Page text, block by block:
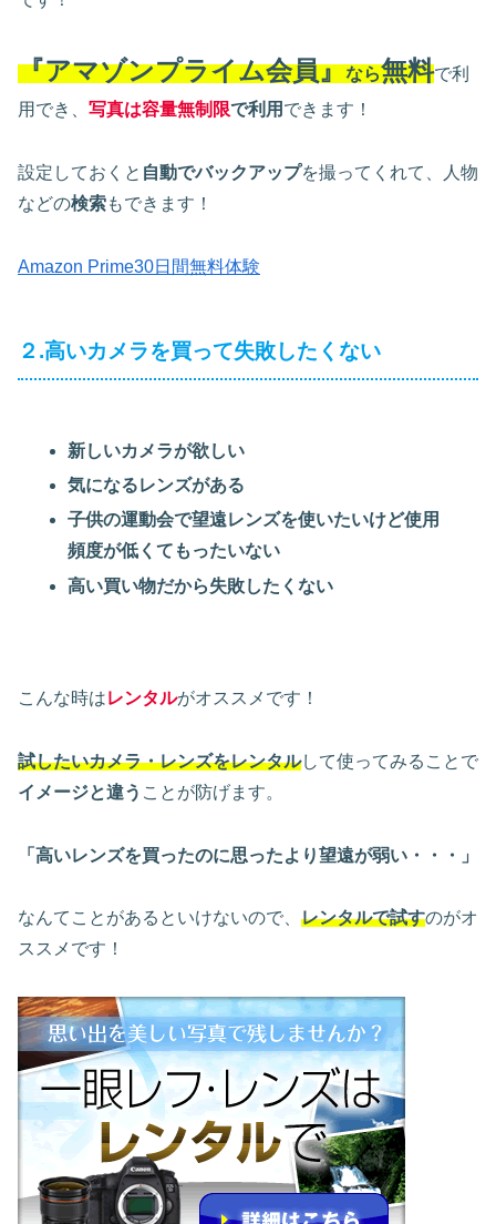
『アマゾンプライム会員』なら無料で利
用でき、 写真は容量無制限で利用 できます！
設定しておくと 自動でバックアップを撮ってくれて、人物
などの検索もできます！
Amazon Prime30日間無料体験
２.高いカメラを買って失敗したくない
新しいカメラが欲しい
気になるレンズがある
子供の運動会で望遠レンズを使いたいけど使用
頻度が低くてもったいない
高い買い物だから失敗したくない
こんな時はレンタルがオススメです！
試したいカメラ・レンズをレンタルして使ってみることで
イメージと違う ことが防げます。
「高いレンズを買ったのに思ったより望遠が弱い・・・」
なんてことがあるといけないので、 レンタルで試すのがオ
ススメです！